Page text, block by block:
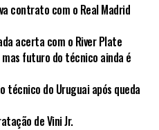
contrato com o Real Madrid
acerta com o River Plate
mas futuro do técnico ainda é
técnico do Uruguai após queda
de Vini Jr.